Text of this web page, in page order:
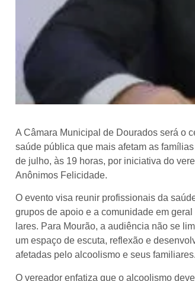
A Câmara Municipal de Dourados será o
saúde pública que mais afetam as
de julho, às 19 horas, por iniciativa do
Anônimos Felicidade.
O evento visa reunir profissionais da
grupos de apoio e a comunidade em
lares. Para Mourão, a audiência não se
um espaço de escuta, reflexão e
afetadas pelo alcoolismo e seus familiares.
O vereador enfatiza que o alcoolismo